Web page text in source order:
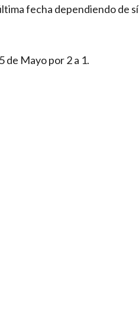
fecha dependiendo de sí
de Mayo por 2 a 1.